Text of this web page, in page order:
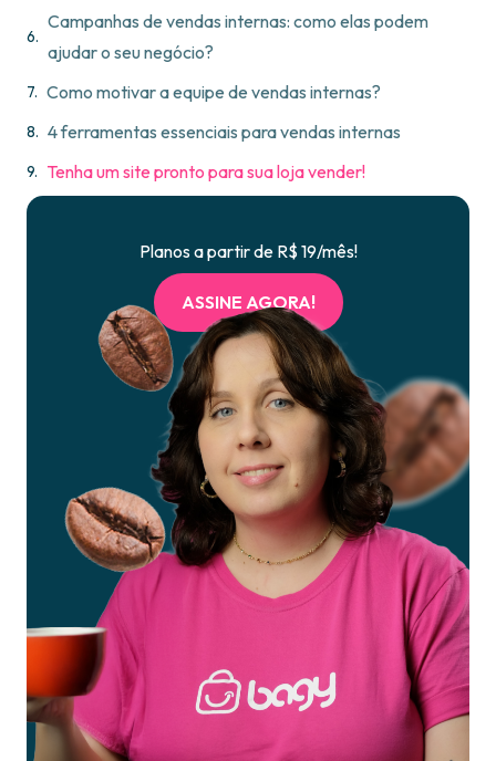
Campanhas de vendas internas: como elas podem
ajudar o seu negócio?
Como motivar a equipe de vendas internas?
4 ferramentas essenciais para vendas internas
Tenha um site pronto para sua loja vender!
Planos a partir de R$ 19/mês!
ASSINE AGORA!